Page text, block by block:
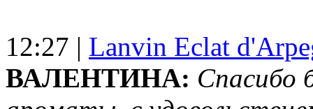
12:27 | Lanvin Eclat
ВАЛЕНТИНА: Спасибо